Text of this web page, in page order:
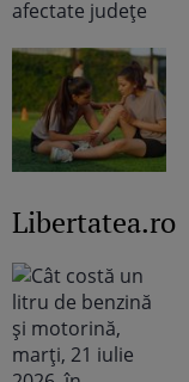
Libertatea.ro